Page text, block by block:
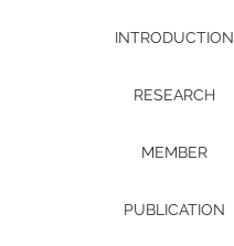
INTRODUCTION
RESEARCH
MEMBER
PUBLICATION